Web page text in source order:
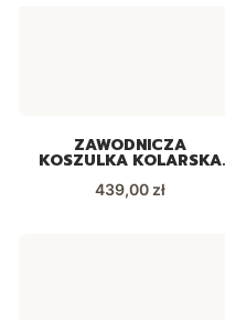
ZAWODNICZA
KOSZULKA KOLARSKA
Cena
439,00 zł